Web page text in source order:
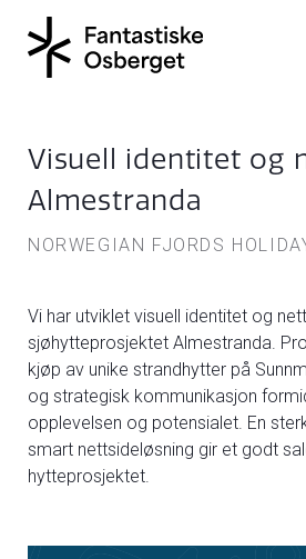
Visuell identitet og
Almestranda
NORWEGIAN FJORDS
Vi har utviklet visuell identitet og
sjøhytteprosjektet Almestranda.
kjøp av unike strandhytter på
og strategisk kommunikasjon
opplevelsen og potensialet. En
smart nettsideløsning gir et godt
hytteprosjektet.